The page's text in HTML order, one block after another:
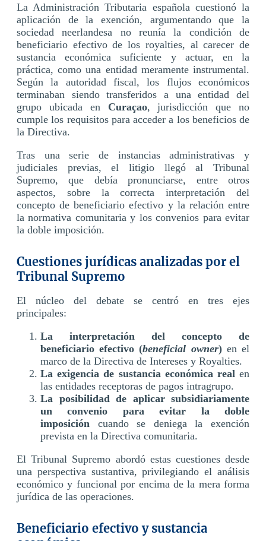
La Administración Tributaria española cuestionó la
aplicación de la exención, argumentando que la
sociedad neerlandesa no reunía la condición de
beneficiario efectivo de los royalties, al carecer de
sustancia económica suficiente y actuar, en la
práctica, como una entidad meramente instrumental.
Según la autoridad fiscal, los flujos económicos
terminaban siendo transferidos a una entidad del
grupo ubicada en Curaçao, jurisdicción que no
cumple los requisitos para acceder a los beneficios de
la Directiva.
Tras una serie de instancias administrativas y
judiciales previas, el litigio llegó al Tribunal
Supremo, que debía pronunciarse, entre otros
aspectos, sobre la correcta interpretación del
concepto de beneficiario efectivo y la relación entre
la normativa comunitaria y los convenios para evitar
la doble imposición.
Cuestiones jurídicas analizadas por el
Tribunal Supremo
El núcleo del debate se centró en tres ejes
principales:
La interpretación del concepto de
beneficiario efectivo (beneficial owner)en el
marco de la Directiva de Intereses y Royalties.
La exigencia de sustancia económica real en
las entidades receptoras de pagos intragrupo.
La posibilidad de aplicar subsidiariamente
un convenio para evitar la doble
imposición cuando se deniega la exención
prevista en la Directiva comunitaria.
El Tribunal Supremo abordó estas cuestiones desde
una perspectiva sustantiva, privilegiando el análisis
económico y funcional por encima de la mera forma
jurídica de las operaciones.
Beneficiario efectivo y sustancia